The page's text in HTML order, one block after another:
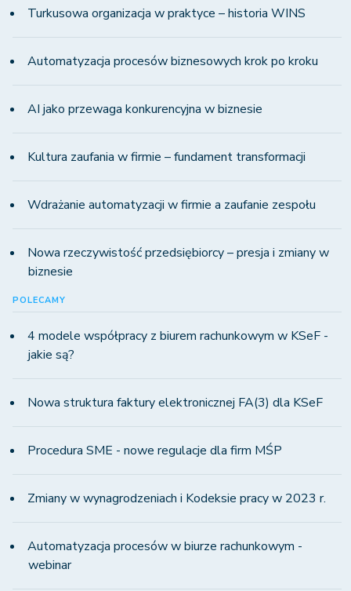
Turkusowa organizacja w praktyce – historia WINS
Automatyzacja procesów biznesowych krok po kroku
AI jako przewaga konkurencyjna w biznesie
Kultura zaufania w firmie – fundament transformacji
Wdrażanie automatyzacji w firmie a zaufanie zespołu
Nowa rzeczywistość przedsiębiorcy – presja i zmiany w
biznesie
POLECAMY
4 modele współpracy z biurem rachunkowym w KSeF -
jakie są?
Nowa struktura faktury elektronicznej FA(3) dla KSeF
Procedura SME - nowe regulacje dla firm MŚP
Zmiany w wynagrodzeniach i Kodeksie pracy w 2023 r.
Automatyzacja procesów w biurze rachunkowym -
webinar